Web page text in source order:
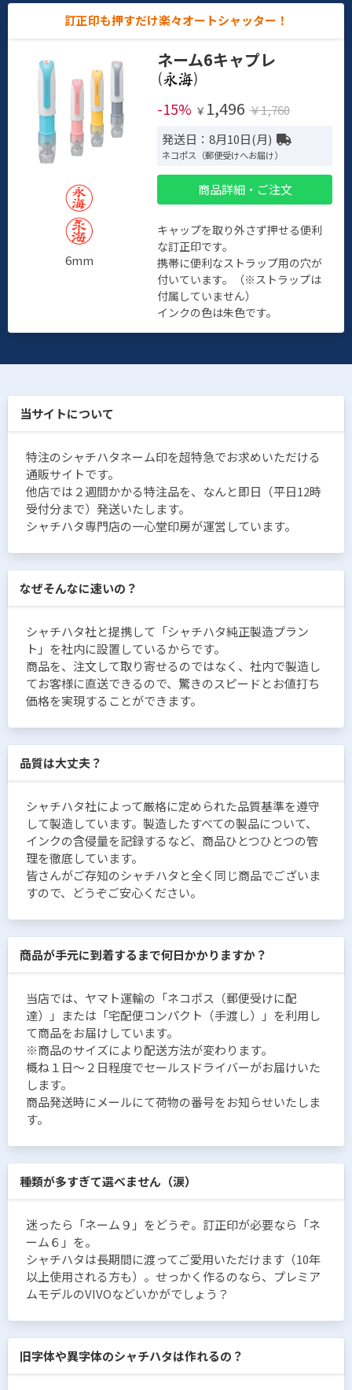
訂正印も押すだけ楽々オートシャッター！
6mm
ネーム6キャプレ
(
)
-15% ￥ 1,496 ￥1,760
発送日：8月10日(月)
ネコポス（郵便受けへお届け）
商品詳細・ご注文
キャップを取り外さず押せる便利
な訂正印です。
携帯に便利なストラップ用の穴が
付いています。（※ストラップは
付属していません）
インクの色は朱色です。
当サイトについて
特注のシャチハタネーム印を超特急でお求めいただける
通販サイトです。
他店では２週間かかる特注品を、なんと即日（平日12時
受付分まで）発送いたします。
シャチハタ専門店の一心堂印房が運営しています。
なぜそんなに速いの？
シャチハタ社と提携して「シャチハタ純正製造プラン
ト」を社内に設置しているからです。
商品を、注文して取り寄せるのではなく、社内で製造し
てお客様に直送できるので、驚きのスピードとお値打ち
価格を実現することができます。
品質は大丈夫？
シャチハタ社によって厳格に定められた品質基準を遵守
して製造しています。製造したすべての製品について、
インクの含侵量を記録するなど、商品ひとつひとつの管
理を徹底しています。
皆さんがご存知のシャチハタと全く同じ商品でございま
すので、どうぞご安心ください。
商品が手元に到着するまで何日かかりますか？
当店では、ヤマト運輸の「ネコポス（郵便受けに配
達）」または「宅配便コンパクト（手渡し）」を利用し
て商品をお届けしています。
※商品のサイズにより配送方法が変わります。
概ね１日〜２日程度でセールスドライバーがお届けいた
します。
商品発送時にメールにて荷物の番号をお知らせいたしま
す。
種類が多すぎて選べません（涙）
迷ったら「ネーム９」をどうぞ。訂正印が必要なら「ネ
ーム６」を。
シャチハタは長期間に渡ってご愛用いただけます（10年
以上使用される方も）。せっかく作るのなら、プレミア
ムモデルのVIVOなどいかがでしょう？
旧字体や異字体のシャチハタは作れるの？